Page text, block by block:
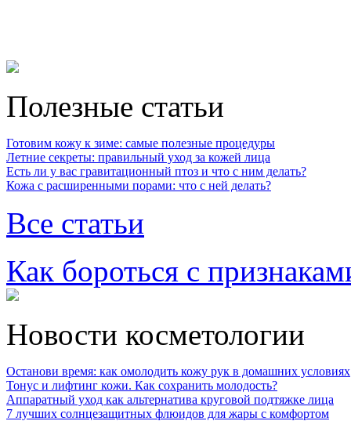
Полезные статьи
Готовим кожу к зиме: самые полезные процедуры
Летние секреты: правильный уход за кожей лица
Есть ли у вас гравитационный птоз и что с ним делать?
Кожа с расширенными порами: что с ней делать?
Все статьи
Как бороться с
Новости косметологии
Останови время: как омолодить кожу рук в домашних условиях
Тонус и лифтинг кожи. Как сохранить молодость?
Аппаратный уход как альтернатива круговой подтяжке лица
7 лучших солнцезащитных флюидов для жары с комфортом